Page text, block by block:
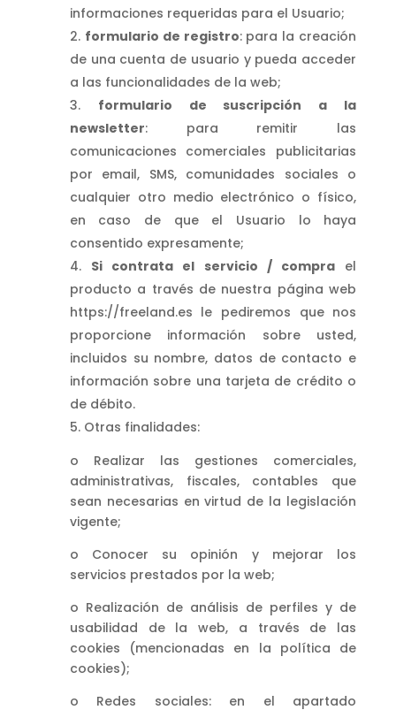
informaciones requeridas para el Usuario;
formulario de registro: para la creación
de una cuenta de usuario y pueda acceder
a las funcionalidades de la web;
formulario de suscripción a la
newsletter: para remitir las
comunicaciones comerciales publicitarias
por email, SMS, comunidades sociales o
cualquier otro medio electrónico o físico,
en caso de que el Usuario lo haya
consentido expresamente;
Si contrata el servicio / compra el
producto a través de nuestra página web
https://freeland.es le pediremos que nos
proporcione información sobre usted,
incluidos su nombre, datos de contacto e
información sobre una tarjeta de crédito o
de débito.
Otras finalidades:
o Realizar las gestiones comerciales,
administrativas, fiscales, contables que
sean necesarias en virtud de la legislación
vigente;
o Conocer su opinión y mejorar los
servicios prestados por la web;
o Realización de análisis de perfiles y de
usabilidad de la web, a través de las
cookies (mencionadas en la política de
cookies);
o Redes sociales: en el apartado